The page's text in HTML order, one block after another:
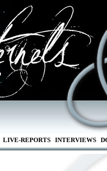
LIVE-REPORTS INTERVIEWS